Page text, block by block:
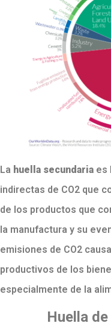
La huella secundaria es
indirectas de CO2 que
de los productos que
la manufactura y su
emisiones de CO2
productivos de los
especialmente de la
Huella